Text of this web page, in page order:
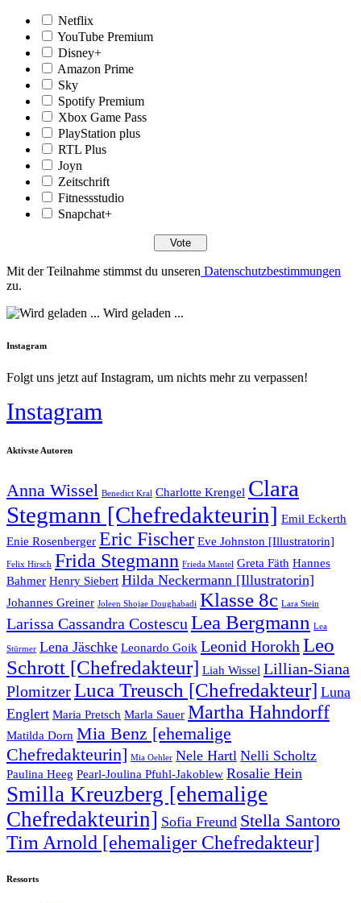
Netflix
YouTube Premium
Disney+
Amazon Prime
Sky
Spotify Premium
Xbox Game Pass
PlayStation plus
RTL Plus
Joyn
Zeitschrift
Fitnessstudio
Snapchat+
Mit der Teilnahme stimmst du unseren Datenschutzbestimmungen
zu.
Wird geladen ...
Instagram
Folgt uns jetzt auf Instagram, um nichts mehr zu verpassen!
Instagram
Aktivste Autoren
Anna Wissel Benedict Kral Charlotte Krengel Clara
Stegmann [Chefredakteurin] Emil Eckerth
Enie Rosenberger Eric Fischer Eve Johnston [Illustratorin]
Felix Hirsch Frida Stegmann Frieda Mantel Greta Fäth Hannes
Bahmer Henry Siebert Hilda Neckermann [Illustratorin]
Johannes Greiner Joleen Shojae Doughabadi Klasse 8c Lara Stein
Larissa Cassandra Costescu Lea Bergmann Lea
Stürmer Lena Jäschke Leonardo Goik Leonid Horokh Leo
Schrott [Chefredakteur] Liah Wissel Lillian-Siana
PlomitzerLuca Treusch [Chefredakteur] Luna
Englert Maria Pretsch Marla Sauer Martha Hahndorff
Matilda Dorn Mia Benz [ehemalige
Chefredakteurin] Mia Oehler Nele Hartl Nelli Scholtz
Paulina Heeg Pearl-Joulina Pfuhl-Jakoblew Rosalie Hein
Smilla Kreuzberg [ehemalige
Chefredakteurin] Sofia Freund Stella Santoro
Tim Arnold [ehemaliger Chefredakteur]
Ressorts